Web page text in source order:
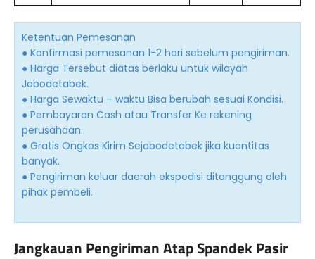
Ketentuan Pemesanan
● Konfirmasi pemesanan 1-2 hari sebelum pengiriman.
● Harga Tersebut diatas berlaku untuk wilayah
Jabodetabek.
● Harga Sewaktu – waktu Bisa berubah sesuai Kondisi.
● Pembayaran Cash atau Transfer Ke rekening
perusahaan.
● Gratis Ongkos Kirim Sejabodetabek jika kuantitas
banyak.
● Pengiriman keluar daerah ekspedisi ditanggung oleh
pihak pembeli.
Jangkauan Pengiriman Atap Spandek Pasir